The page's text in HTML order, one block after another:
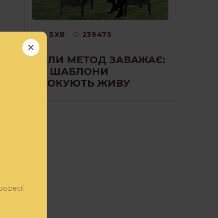
5ХВ 239475
КОЛИ МЕТОД ЗАВАЖАЄ:
ЯК ШАБЛОНИ
БЛОКУЮТЬ ЖИВУ